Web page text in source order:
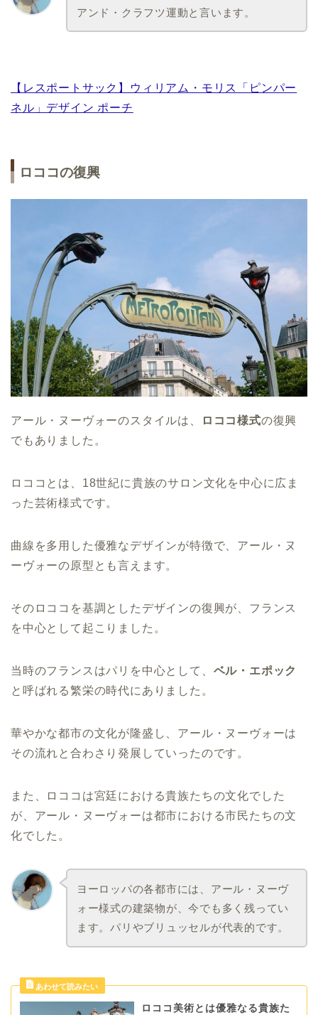
アンド・クラフツ運動と言います。
【レスポートサック】ウィリアム・モリス「ピンパー
ネル」デザイン ポーチ
ロココの復興
アール・ヌーヴォーのスタイルは、 ロココ様式の復興
でもありました。
ロココとは、18世紀に貴族のサロン文化を中心に広ま
った芸術様式です。
曲線を多用した優雅なデザインが特徴で、アール・ヌ
ーヴォーの原型とも言えます。
そのロココを基調としたデザインの復興が、フランス
を中心として起こりました。
当時のフランスはパリを中心として、 ベル・エポック
と呼ばれる繁栄の時代にありました。
華やかな都市の文化が隆盛し、アール・ヌーヴォーは
その流れと合わさり発展していったのです。
また、ロココは宮廷における貴族たちの文化でした
が、アール・ヌーヴォーは都市における市民たちの文
化でした。
ヨーロッパの各都市には、アール・ヌーヴ
ォー様式の建築物が、今でも多く残ってい
ます。パリやブリュッセルが代表的です。
ロココ美術とは優雅なる貴族た